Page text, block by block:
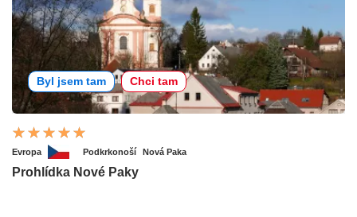
Byl jsem tam Chci tam
Evropa Podkrkonoší Nová Paka
Prohlídka Nové Paky